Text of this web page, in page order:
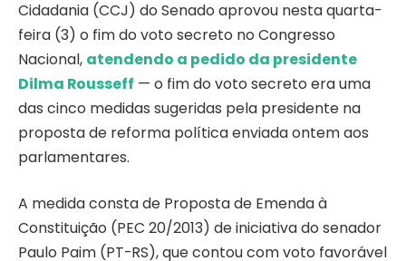
Cidadania (CCJ) do Senado aprovou nesta quarta-
feira (3) o fim do voto secreto no Congresso
Nacional, atendendo a pedido da presidente
Dilma Rousseff — o fim do voto secreto era uma
das cinco medidas sugeridas pela presidente na
proposta de reforma política enviada ontem aos
parlamentares.
A medida consta de Proposta de Emenda à
Constituição (PEC 20/2013) de iniciativa do senador
Paulo Paim (PT-RS), que contou com voto favorável